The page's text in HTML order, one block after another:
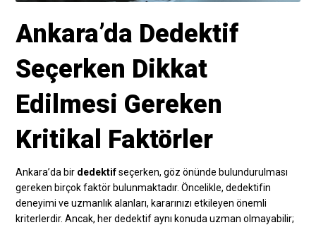
Ankara’da Dedektif
Seçerken Dikkat
Edilmesi Gereken
Kritikal Faktörler
Ankara’da bir dedektifseçerken, göz önünde bulundurulması
gereken birçok faktör bulunmaktadır. Öncelikle, dedektifin
deneyimi ve uzmanlık alanları, kararınızı etkileyen önemli
kriterlerdir. Ancak, her dedektif aynı konuda uzman olmayabilir;